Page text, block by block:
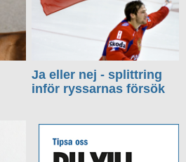
Ja eller nej - splittring
inför ryssarnas försök